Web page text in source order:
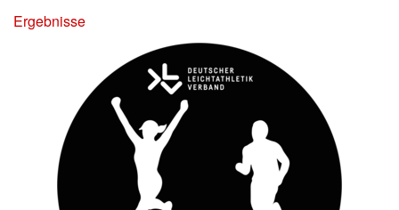
Ergebnisse